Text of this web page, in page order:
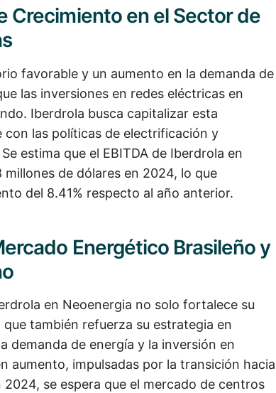
Crecimiento en el Sector de
favorable y un aumento en la demanda de
las inversiones en redes eléctricas en
Iberdrola busca capitalizar esta
con las políticas de electrificación y
estima que el EBITDA de Iberdrola en
millones de dólares en 2024, lo que
del 8.41% respecto al año anterior.
Energético Brasileño y
en Neoenergia no solo fortalece su
también refuerza su estrategia en
demanda de energía y la inversión en
aumento, impulsadas por la transición hacia
se espera que el mercado de centros